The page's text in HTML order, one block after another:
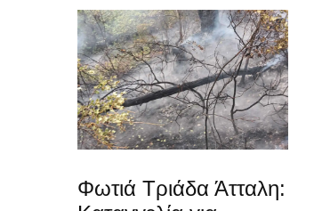
Φωτιά Τριάδα Άτταλη: